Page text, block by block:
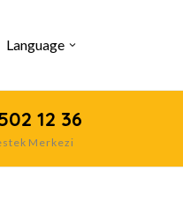
Language
12 36
Merkezi